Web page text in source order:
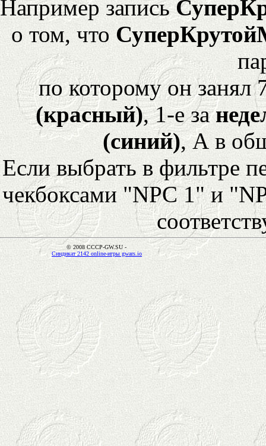
Например запись
о том, что
по которому он
(красный), 1-е за
(синий), А в
Если выбрать в фильтре
чекбоксами "NPC 1" и
© 2008 CCCP-GW.SU -
Синдикат 2142 online-игры gwars.io